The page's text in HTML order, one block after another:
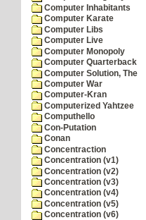
Computer Inhabitants
Computer Karate
Computer Libs
Computer Live
Computer Monopoly
Computer Quarterback
Computer Solution, The
Computer War
Computer-Kran
Computerized Yahtzee
Computhello
Con-Putation
Conan
Concentraction
Concentration (v1)
Concentration (v2)
Concentration (v3)
Concentration (v4)
Concentration (v5)
Concentration (v6)